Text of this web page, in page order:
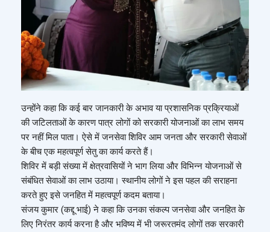
उन्होंने कहा कि कई बार जानकारी के अभाव या प्रशासनिक प्रक्रियाओं
की जटिलताओं के कारण पात्र लोगों को सरकारी योजनाओं का लाभ समय
पर नहीं मिल पाता। ऐसे में जनसेवा शिविर आम जनता और सरकारी सेवाओं
के बीच एक महत्वपूर्ण सेतु का कार्य करते हैं।
शिविर में बड़ी संख्या में क्षेत्रवासियों ने भाग लिया और विभिन्न योजनाओं से
संबंधित सेवाओं का लाभ उठाया। स्थानीय लोगों ने इस पहल की सराहना
करते हुए इसे जनहित में महत्वपूर्ण कदम बताया।
संजय कुमार (कद्दू भाई) ने कहा कि उनका संकल्प जनसेवा और जनहित के
लिए निरंतर कार्य करना है और भविष्य में भी जरूरतमंद लोगों तक सरकारी